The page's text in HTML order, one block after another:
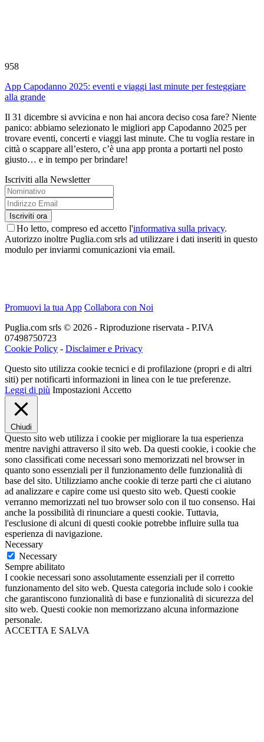
958
App Capodanno 2025: eventi e viaggi last minute per festeggiare
alla grande
Il 31 dicembre si avvicina e non hai ancora deciso cosa fare? Niente
panico: abbiamo selezionato le migliori app Capodanno 2025 per
trovare eventi, concerti e viaggi last minute. Che tu voglia restare in
città o scappare all’estero, c’è una app pronta a portarti nel posto
giusto… e in tempo per brindare!
Iscriviti alla Newsletter
Ho letto, compreso ed accetto l'informativa sulla privacy.
Autorizzo inoltre Puglia.com srls ad utilizzare i dati inseriti in questo
modulo per inviarmi comunicazioni via email.
Promuovi la tua App Collabora con Noi
Puglia.com srls © 2026 - Riproduzione riservata - P.IVA
07498750723
Cookie Policy - Disclaimer e Privacy
Questo sito utilizza cookie tecnici e di profilazione (propri e di altri
siti) per notificarti informazioni in linea con le tue preferenze.
Leggi di più Impostazioni Accetto
Chiudi
Questo sito web utilizza i cookie per migliorare la tua esperienza
mentre navighi attraverso il sito web. Da questi cookie, i cookie che
sono classificati come necessari sono memorizzati nel browser in
quanto sono essenziali per il funzionamento delle funzionalità di
base del sito. Utilizziamo anche cookie di terze parti che ci aiutano
ad analizzare e capire come usi questo sito web. Questi cookie
verranno memorizzati nel tuo browser solo con il tuo consenso. Hai
anche la possibilità di rinunciare a questi cookie. Tuttavia,
l'esclusione di alcuni di questi cookie potrebbe influire sulla tua
esperienza di navigazione.
Necessary
Necessary
Sempre abilitato
I cookie necessari sono assolutamente essenziali per il corretto
funzionamento del sito web. Questa categoria include solo i cookie
che garantiscono funzionalità di base e funzionalità di sicurezza del
sito web. Questi cookie non memorizzano alcuna informazione
personale.
ACCETTA E SALVA